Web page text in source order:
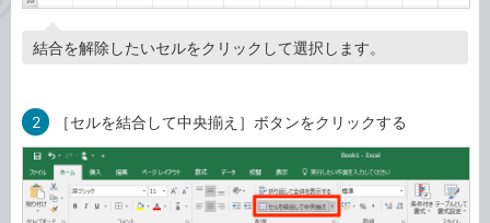
結合を解除したいセルをクリックして選択します。
2 ［セルを結合して中央揃え］ボタンをクリックする